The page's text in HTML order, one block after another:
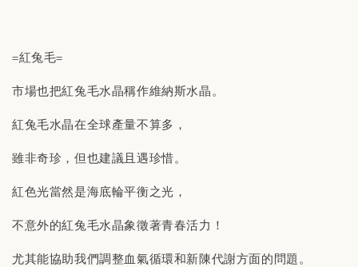
=紅兔毛=
市場也把紅兔毛水晶稱作維納斯水晶。
紅兔毛水晶在全球產量不算多，
雖非奇珍，但也建議且遇珍惜。
紅色光當然是海底輪平衡之光，
不意外的紅兔毛水晶象徵著青春活力！
尤其能協助我們調整血氣循環和新陳代謝方面的問題。